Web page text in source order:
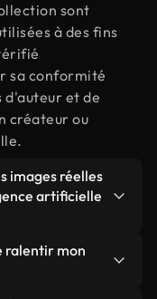
sont
à des fins
sa conformité
d'auteur et de
créateur ou
images réelles
artificielle
hybride
par des
ralentir mon